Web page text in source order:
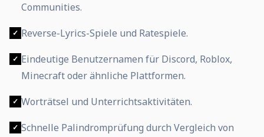
Communities.
✓ Reverse-Lyrics-Spiele und Ratespiele.
✓ Eindeutige Benutzernamen für Discord, Roblox,
Minecraft oder ähnliche Plattformen.
✓ Worträtsel und Unterrichtsaktivitäten.
✓ Schnelle Palindromprüfung durch Vergleich von